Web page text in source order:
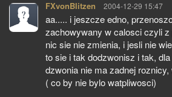
FXvonBlitzen pisze:
2004-12-29 15:47
aa..... i jeszcze edno,
zachowywany w calosci czyli
nic sie nie zmienia, i jesli nie
to sie i tak dodzwonisz i tak,
dzwonia nie ma zadnej
( co by nie bylo watpliwosci)